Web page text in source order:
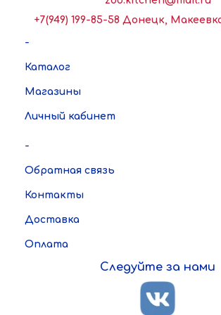
+7(949) 199-85-58 Донецк,
-
Каталог
Магазины
Личный кабинет
-
Обратная связь
Контакты
Доставка
Оплата
Следуйте за нами